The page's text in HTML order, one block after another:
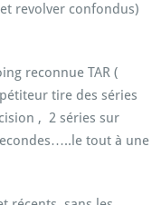
revolver confondus)
reconnue TAR (
tire des séries
, 2 séries sur
tout à une